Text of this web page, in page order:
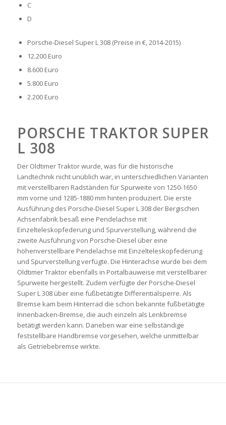
C
D
Porsche-Diesel Super L 308 (Preise in €, 2014-2015)
12.200 Euro
8.600 Euro
5.800 Euro
2.200 Euro
PORSCHE TRAKTOR SUPER
L 308
Der Oldtimer Traktor wurde, was für die historische
Landtechnik nicht unüblich war, in unterschiedlichen Varianten
mit verstellbaren Radständen für Spurweite von 1250-1650
mm vorne und 1285-1880 mm hinten produziert. Die erste
Ausführung des Porsche-Diesel Super L 308 der Bergischen
Achsenfabrik besaß eine Pendelachse mit
Einzelteleskopfederung und Spurverstellung, während die
zweite Ausführung von Porsche-Diesel über eine
höhenverstellbare Pendelachse mit Einzelteleskopfederung
und Spurverstellung verfügte. Die Hinterachse wurde bei dem
Oldtimer Traktor ebenfalls in Portalbauweise mit verstellbarer
Spurweite hergestellt. Zudem verfügte der Porsche-Diesel
Super L 308 über eine fußbetätigte Differentialsperre. Als
Bremse kam beim Hinterrad die schon bekannte fußbetätigte
Innenbacken-Bremse, die auch einzeln als Lenkbremse
betätigt werden kann. Daneben war eine selbständige
feststellbare Handbremse vorgesehen, welche unmittelbar
als Getriebebremse wirkte.